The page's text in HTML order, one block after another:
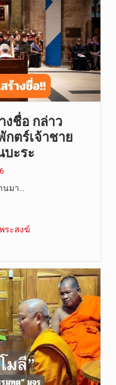
งชื่อ กล่าว
ตร์เจ้าชาย
บะระ
มา…
ระสงฆ์